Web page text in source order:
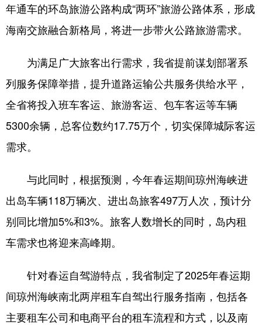
年通车的环岛旅游公路构成“两环”旅游公路体系，形成
海南交旅融合新格局，将进一步带火公路旅游需求。
为满足广大旅客出行需求，我省提前谋划部署系
列服务保障举措，提升道路运输公共服务供给水平，
全省将投入班车客运、旅游客运、包车客运等车辆
5300余辆，总客位数约17.75万个，切实保障城际客运
需求。
与此同时，根据预测，今年春运期间琼州海峡进
出岛车辆118万辆次、进出岛旅客497万人次，预计分
别同比增加5%和3%。旅客人数增长的同时，岛内租
车需求也将迎来高峰期。
针对春运自驾游特点，我省制定了2025年春运期
间琼州海峡南北两岸租车自驾出行服务指南，包括各
主要租车公司和电商平台的租车流程和方式，以及南